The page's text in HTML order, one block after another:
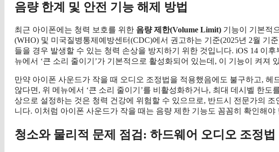
음량 한계 및 안전 기능 해제 방법
최근 아이폰에는 청력 보호를 위한 음량 제한(Volume Limit) 기능이 기본적
(WHO) 및 미국질병통제예방센터(CDC)에서 권고하는 기준(2025년 2월 기
들을 경우 발생할 수 있는 청력 손상을 방지하기 위한 것입니다. iOS 14 이후
뉴에서 ‘큰 소리 줄이기’가 기본적으로 활성화되어 있는데, 이 기능이 켜져
만약 아이폰 사운드가 작을 때 오디오 조정법을 적용했음에도 불구하고, 헤
않다면, 위 메뉴에서 ‘큰 소리 줄이기’를 비활성화하거나, 최대 데시벨 한도
상으로 설정하는 것은 청력 건강에 위험할 수 있으므로, 반드시 전문가의
니다. 이처럼 아이폰 사운드가 작을 때는 음량 제한 기능도 꼼꼼히 확인해야
청소와 물리적 문제 점검: 하드웨어 오디오 조정법